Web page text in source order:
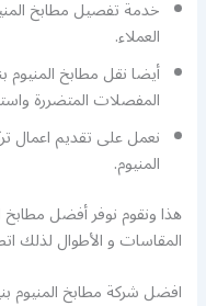
خدمة تفصيل مطابخ
العملاء.
أيضا نقل مطابخ المنيوم
المفصلات المتضررة
نعمل على تقديم اعمال
المنيوم.
هذا ونقوم نوفر أفضل مطابخ
المقاسات و الأطوال لذلك
افضل شركة مطابخ المنيوم